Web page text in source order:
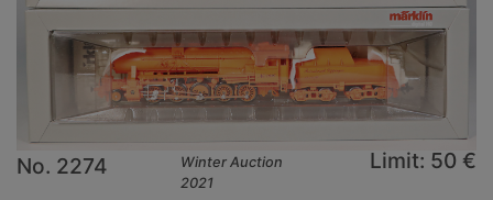
No. 2274
Winter Auction
2021
Limit: 50 €